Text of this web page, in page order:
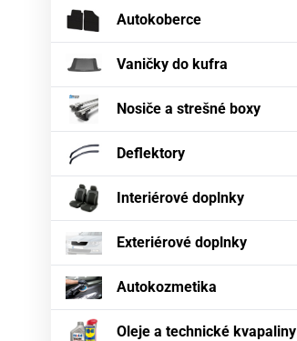
Autokoberce
Vaničky do kufra
Nosiče a strešné boxy
Deflektory
Interiérové doplnky
Exteriérové doplnky
Autokozmetika
Oleje a technické kvapaliny